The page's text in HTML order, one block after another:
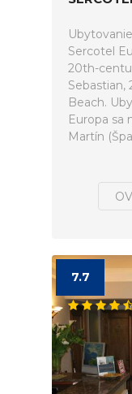
Sercotel
20th-
Beach.
Europa sa
Martín
7.7